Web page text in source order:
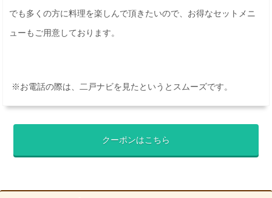
でも多くの方に料理を楽しんで頂きたいので、お得なセットメニ
ューもご用意しております。
※お電話の際は、二戸ナビを見たというとスムーズです。
クーポンはこちら